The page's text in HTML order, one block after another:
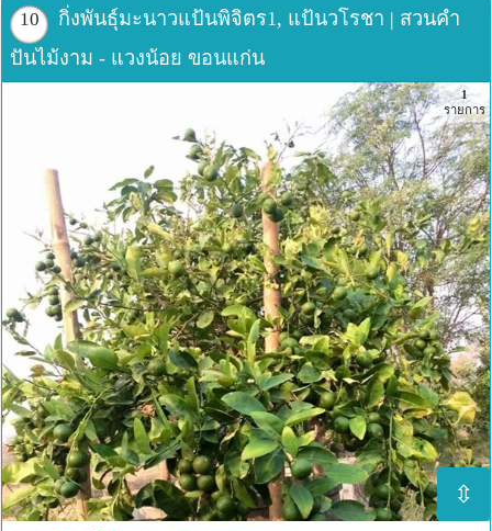
10
กิ่งพันธุ์มะนาวแป้นพิจิตร1, แป้นวโรชา | สวนคำ
ปันไม้งาม - แวงน้อย ขอนแก่น
⇳
1
รายการ